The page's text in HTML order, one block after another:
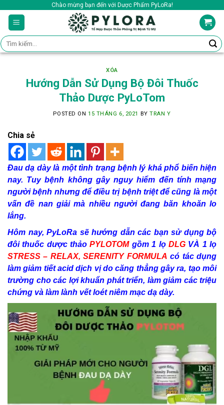
content
Chào mừng bạn đến với Dược Phẩm PyLoRa!
Tìm
kiếm:
XÓA
Hướng Dẫn Sử Dụng Bộ Đôi Thuốc
Thảo Dược PyLoTom
POSTED ON 15 THÁNG 6, 2021 BYTRAN Y
Chia sẻ
Đau dạ dày là một tình trạng bệnh lý khá phổ biến hiện
nay. Tuy bệnh không gây nguy hiểm đến tính mạng
người bệnh nhưng để điều trị bệnh triệt để cũng là một
vấn đề nan giải mà nhiều người đang băn khoăn lo
lắng.
Hôm nay, PyLoRa sẽ hướng dẫn các bạn sử dụng bộ
đôi thuốc dược thảoPYLOTOMgồm 1 lọ DLGVÀ 1 lọ
STRESS – RELAX, SERENITY FORMULA có tác dụng
làm giảm tiết acid dịch vị do căng thẳng gây ra, tạo môi
trường cho các lợi khuẩn phát triển, làm giảm các triệu
chứng và làm lành vết loét niêm mạc dạ dày.